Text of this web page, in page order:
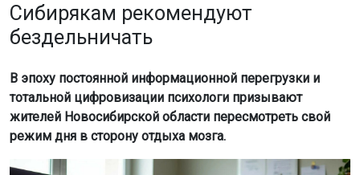
Сибирякам рекомендуют
бездельничать
В эпоху постоянной информационной перегрузки и
тотальной цифровизации психологи призывают
жителей Новосибирской области пересмотреть свой
режим дня в сторону отдыха мозга.